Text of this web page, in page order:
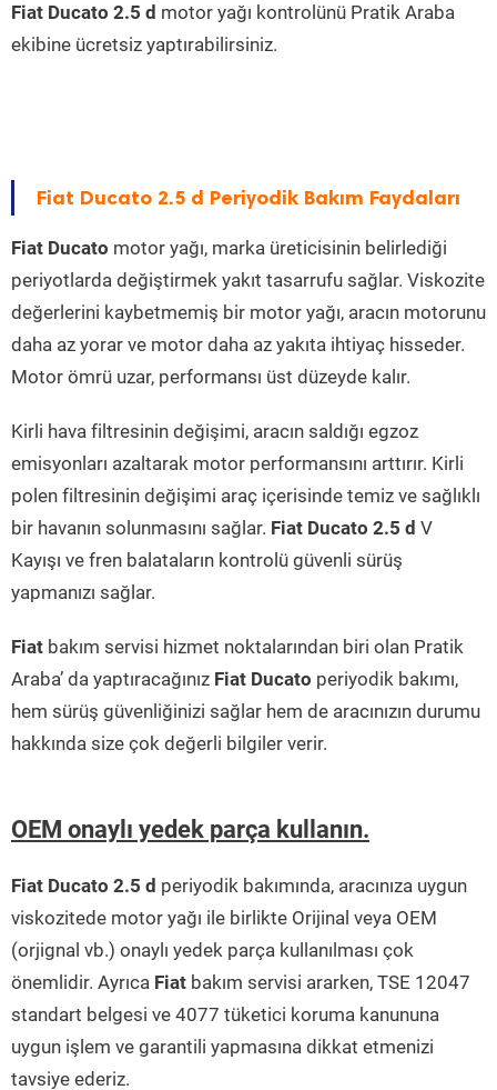
Fiat Ducato 2.5 d motor yağı kontrolünü Pratik Araba
ekibine ücretsiz yaptırabilirsiniz.
Fiat Ducato 2.5 d Periyodik Bakım Faydaları
Fiat Ducato motor yağı, marka üreticisinin belirlediği
periyotlarda değiştirmek yakıt tasarrufu sağlar. Viskozite
değerlerini kaybetmemiş bir motor yağı, aracın motorunu
daha az yorar ve motor daha az yakıta ihtiyaç hisseder.
Motor ömrü uzar, performansı üst düzeyde kalır.
Kirli hava filtresinin değişimi, aracın saldığı egzoz
emisyonları azaltarak motor performansını arttırır. Kirli
polen filtresinin değişimi araç içerisinde temiz ve sağlıklı
bir havanın solunmasını sağlar. Fiat Ducato 2.5 d V
Kayışı ve fren balataların kontrolü güvenli sürüş
yapmanızı sağlar.
Fiat bakım servisi hizmet noktalarından biri olan Pratik
Araba’ da yaptıracağınız Fiat Ducato periyodik bakımı,
hem sürüş güvenliğinizi sağlar hem de aracınızın durumu
hakkında size çok değerli bilgiler verir.
OEM onaylı yedek parça kullanın.
Fiat Ducato 2.5 d periyodik bakımında, aracınıza uygun
viskozitede motor yağı ile birlikte Orijinal veya OEM
(orjignal vb.) onaylı yedek parça kullanılması çok
önemlidir. Ayrıca Fiat bakım servisi ararken, TSE 12047
standart belgesi ve 4077 tüketici koruma kanununa
uygun işlem ve garantili yapmasına dikkat etmenizi
tavsiye ederiz.